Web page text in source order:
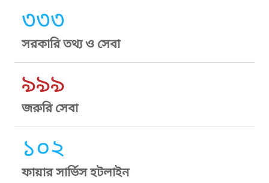
৩৩৩
সরকারি তথ্য ও সেবা
৯৯৯
জরুরি সেবা
১০২
ফায়ার সার্ভিস হটলাইন